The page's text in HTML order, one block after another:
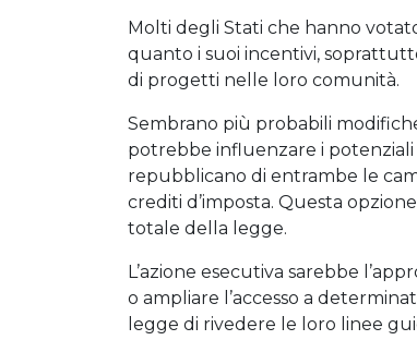
Molti degli Stati che hanno
quanto i suoi incentivi,
di progetti nelle loro comunità.
Sembrano più probabili
potrebbe influenzare i
repubblicano di entrambe le
crediti d’imposta. Questa
totale della legge.
L’azione esecutiva sarebbe
o ampliare l’accesso a
legge di rivedere le loro linee